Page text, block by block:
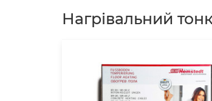
Нагрівальний